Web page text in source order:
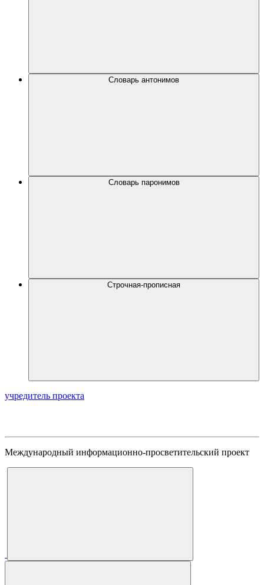
Словарь антонимов
Словарь паронимов
Строчная-прописная
учредитель проекта
Международный информационно-просветительский проект